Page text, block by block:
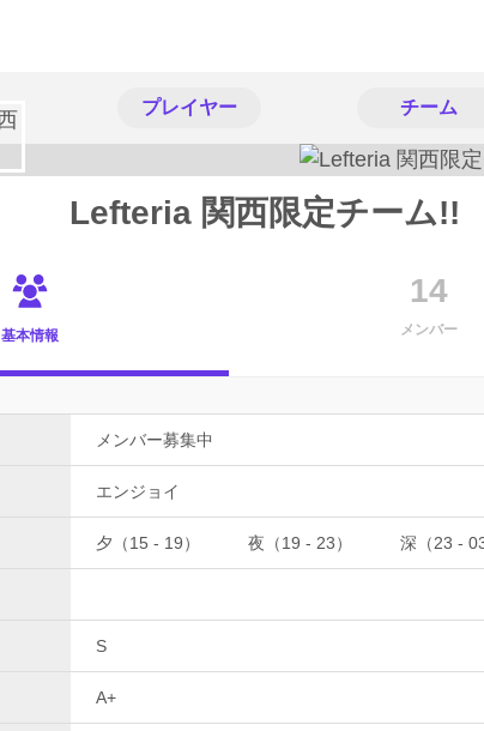
プレイヤー チーム
Lefteria 関西限定チーム!!
基本情報
14
メンバー
メンバー募集中
エンジョイ
夕（15 - 19） 夜（19 - 23） 深（23 - 03
S
A+